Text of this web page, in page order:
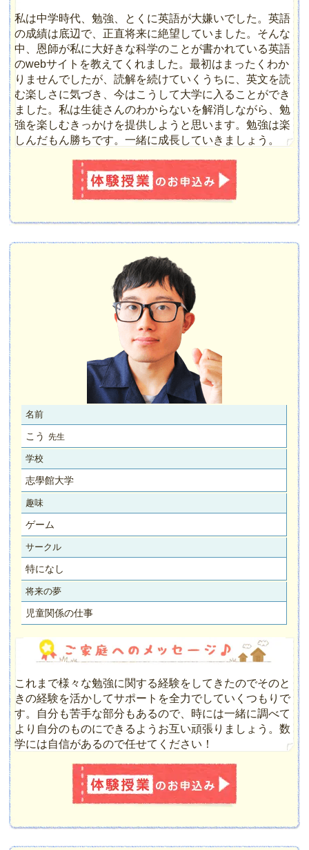
私は中学時代、勉強、とくに英語が大嫌いでした。英語
の成績は底辺で、正直将来に絶望していました。そんな
中、恩師が私に大好きな科学のことが書かれている英語
のwebサイトを教えてくれました。最初はまったくわか
りませんでしたが、読解を続けていくうちに、英文を読
む楽しさに気づき、今はこうして大学に入ることができ
ました。私は生徒さんのわからないを解消しながら、勉
強を楽しむきっかけを提供しようと思います。勉強は楽
しんだもん勝ちです。一緒に成長していきましょう。
名前
こう 先生
学校
志學館大学
趣味
ゲーム
サークル
特になし
将来の夢
児童関係の仕事
これまで様々な勉強に関する経験をしてきたのでそのと
きの経験を活かしてサポートを全力でしていくつもりで
す。自分も苦手な部分もあるので、時には一緒に調べて
より自分のものにできるようお互い頑張りましょう。数
学には自信があるので任せてください！